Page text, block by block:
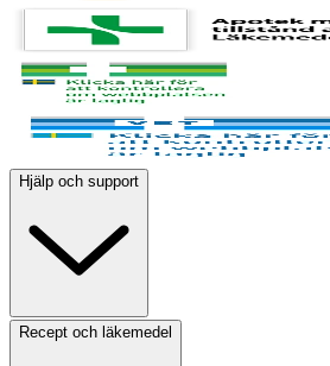
Hjälp och support
Recept och läkemedel